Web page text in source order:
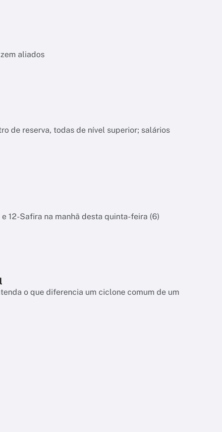
aliados
de reserva, todas de nível superior; salários
12-Safira na manhã desta quinta-feira (6)
o que diferencia um ciclone comum de um